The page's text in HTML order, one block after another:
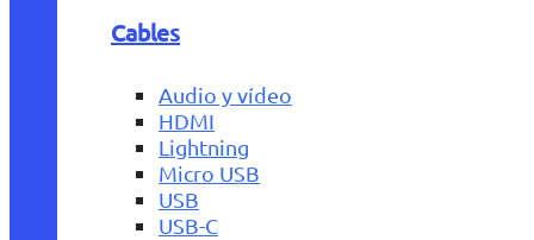
Cables
Audio y vídeo
HDMI
Lightning
Micro USB
USB
USB-C